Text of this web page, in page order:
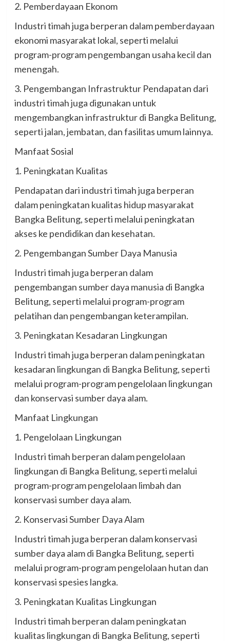
2. Pemberdayaan Ekonom
Industri timah juga berperan dalam pemberdayaan
ekonomi masyarakat lokal, seperti melalui
program-program pengembangan usaha kecil dan
menengah.
3. Pengembangan Infrastruktur Pendapatan dari
industri timah juga digunakan untuk
mengembangkan infrastruktur di Bangka Belitung,
seperti jalan, jembatan, dan fasilitas umum lainnya.
Manfaat Sosial
1. Peningkatan Kualitas
Pendapatan dari industri timah juga berperan
dalam peningkatan kualitas hidup masyarakat
Bangka Belitung, seperti melalui peningkatan
akses ke pendidikan dan kesehatan.
2. Pengembangan Sumber Daya Manusia
Industri timah juga berperan dalam
pengembangan sumber daya manusia di Bangka
Belitung, seperti melalui program-program
pelatihan dan pengembangan keterampilan.
3. Peningkatan Kesadaran Lingkungan
Industri timah juga berperan dalam peningkatan
kesadaran lingkungan di Bangka Belitung, seperti
melalui program-program pengelolaan lingkungan
dan konservasi sumber daya alam.
Manfaat Lingkungan
1. Pengelolaan Lingkungan
Industri timah berperan dalam pengelolaan
lingkungan di Bangka Belitung, seperti melalui
program-program pengelolaan limbah dan
konservasi sumber daya alam.
2. Konservasi Sumber Daya Alam
Industri timah juga berperan dalam konservasi
sumber daya alam di Bangka Belitung, seperti
melalui program-program pengelolaan hutan dan
konservasi spesies langka.
3. Peningkatan Kualitas Lingkungan
Industri timah berperan dalam peningkatan
kualitas lingkungan di Bangka Belitung, seperti